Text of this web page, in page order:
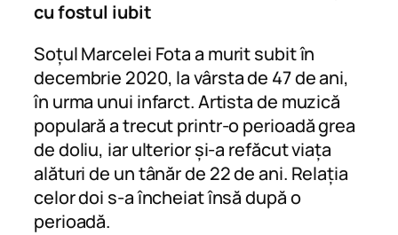
cu fostul iubit
Soțul Marcelei Fota a murit subit în
decembrie 2020, la vârsta de 47 de ani,
în urma unui infarct. Artista de muzică
populară a trecut printr-o perioadă grea
de doliu, iar ulterior și-a refăcut viața
alături de un tânăr de 22 de ani. Relația
celor doi s-a încheiat însă după o
perioadă.